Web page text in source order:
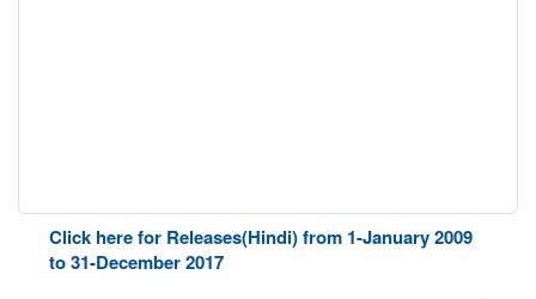
Click here for Releases(Hindi) from 1-January 2009
to 31-December 2017